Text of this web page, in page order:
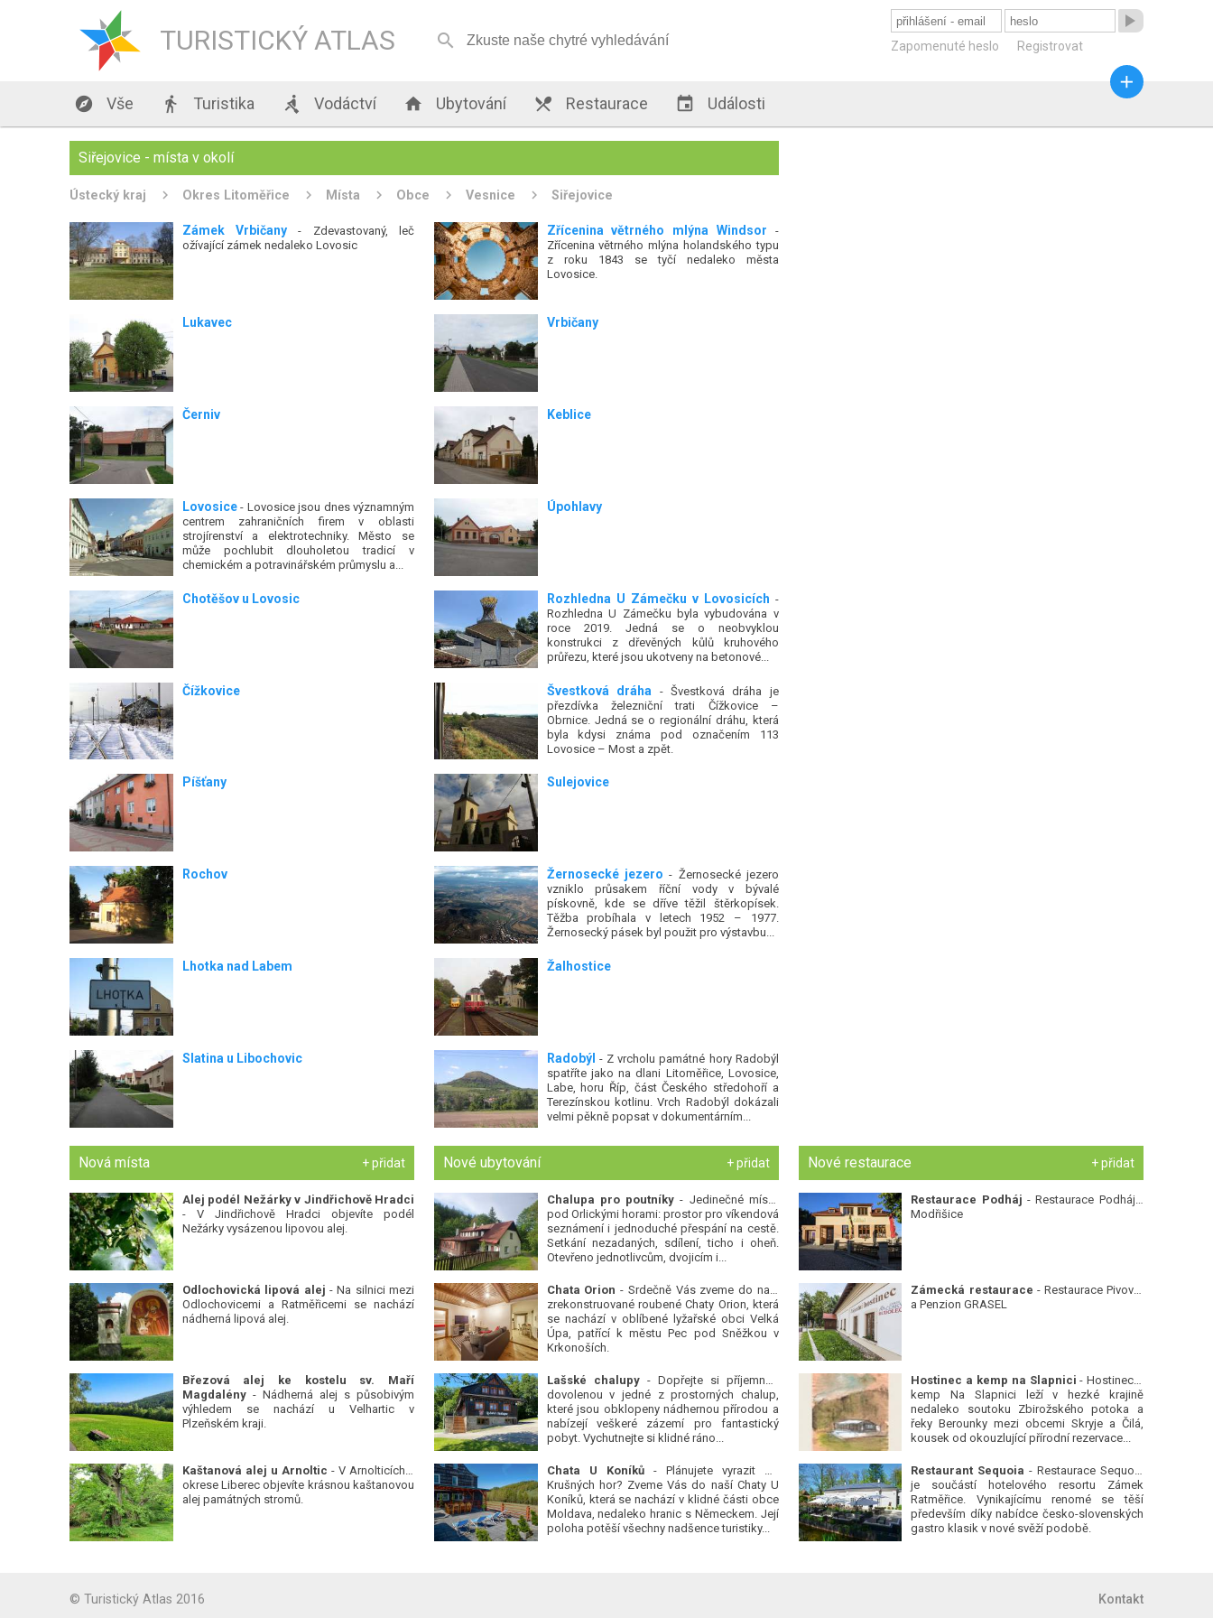
TURISTICKÝ ATLAS 

Zapomenuté heslo Registrovat
 Vše  Turistika  Vodáctví  Ubytování  Restaurace  Události

Siřejovice - místa v okolí
Ústecký kraj Okres Litoměřice Místa Obce Vesnice Siřejovice
Zřícenina větrného mlýna Windsor -
Zřícenina větrného mlýna holandského typu
z roku 1843 se tyčí nedaleko města
Lovosice.
Zámek Vrbičany - Zdevastovaný, leč
ožívající zámek nedaleko Lovosic
Vrbičany
Lukavec
Keblice
Černiv
Úpohlavy
Lovosice- Lovosice jsou dnes významným
centrem zahraničních firem v oblasti
strojírenství a elektrotechniky. Město se
může pochlubit dlouholetou tradicí v
chemickém a potravinářském průmyslu a...
Rozhledna U Zámečku v Lovosicích -
Rozhledna U Zámečku byla vybudována v
roce 2019. Jedná se o neobvyklou
konstrukci z dřevěných kůlů kruhového
průřezu, které jsou ukotveny na betonové...
Chotěšov u Lovosic
Švestková dráha - Švestková dráha je
přezdívka železniční trati Čížkovice –
Obrnice. Jedná se o regionální dráhu, která
byla kdysi známa pod označením 113
Lovosice – Most a zpět.
Čížkovice
Sulejovice
Píšťany
Žernosecké jezero - Žernosecké jezero
vzniklo průsakem říční vody v bývalé
pískovně, kde se dříve těžil štěrkopísek.
Těžba probíhala v letech 1952 – 1977.
Žernosecký pásek byl použit pro výstavbu...
Rochov
Žalhostice
Lhotka nad Labem
Radobýl - Z vrcholu památné hory Radobýl
spatříte jako na dlani Litoměřice, Lovosice,
Labe, horu Říp, část Českého středohoří a
Terezínskou kotlinu. Vrch Radobýl dokázali
velmi pěkně popsat v dokumentárním...
Slatina u Libochovic
Nová místa + přidat
Alej podél Nežárky v Jindřichově Hradci
- V Jindřichově Hradci objevíte podél
Nežárky vysázenou lipovou alej.
Odlochovická lipová alej - Na silnici mezi
Odlochovicemi a Ratměřicemi se nachází
nádherná lipová alej.
Březová alej ke kostelu sv. Maří
Magdalény- Nádherná alej s působivým
výhledem se nachází u Velhartic v
Plzeňském kraji.
Kaštanová alej u Arnoltic - V Arnolticích v
okrese Liberec objevíte krásnou kaštanovou
alej památných stromů.
Nové ubytování + přidat
Chalupa pro poutníky - Jedinečné místo
pod Orlickými horami: prostor pro víkendová
seznámení i jednoduché přespání na cestě.
Setkání nezadaných, sdílení, ticho i oheň.
Otevřeno jednotlivcům, dvojicím i...
Chata Orion - Srdečně Vás zveme do naší
zrekonstruované roubené Chaty Orion, která
se nachází v oblíbené lyžařské obci Velká
Úpa, patřící k městu Pec pod Sněžkou v
Krkonoších.
Lašské chalupy- Dopřejte si příjemnou
dovolenou v jedné z prostorných chalup,
které jsou obklopeny nádhernou přírodou a
nabízejí veškeré zázemí pro fantastický
pobyt. Vychutnejte si klidné ráno...
Chata U Koníků- Plánujete vyrazit do
Krušných hor? Zveme Vás do naší Chaty U
Koníků, která se nachází v klidné části obce
Moldava, nedaleko hranic s Německem. Její
poloha potěší všechny nadšence turistiky...
Nové restaurace + přidat
Restaurace Podháj - Restaurace Podháj -
Modřišice
Zámecká restaurace - Restaurace Pivovar
a Penzion GRASEL
Hostinec a kemp na Slapnici - Hostinec a
kemp Na Slapnici leží v hezké krajině
nedaleko soutoku Zbirožského potoka a
řeky Berounky mezi obcemi Skryje a Čilá,
kousek od okouzlující přírodní rezervace...
Restaurant Sequoia - Restaurace Sequoia
je součástí hotelového resortu Zámek
Ratměřice. Vynikajícímu renomé se těší
především díky nabídce česko-slovenských
gastro klasik v nové svěží podobě.
© Turistický Atlas 2016 Kontakt